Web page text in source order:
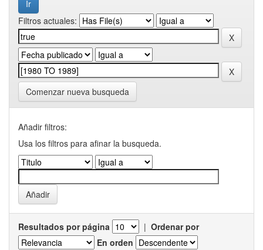
Filtros actuales:
Comenzar nueva busqueda
Añadir filtros:
Usa los filtros para afinar la busqueda.
Resultados por página | Ordenar por
En orden